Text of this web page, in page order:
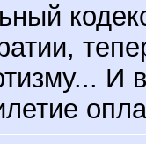
И